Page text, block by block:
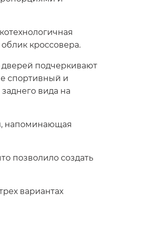
кроссовера.
подчеркивают
спортивный и
вида на
напоминающая
позволило создать
вариантах